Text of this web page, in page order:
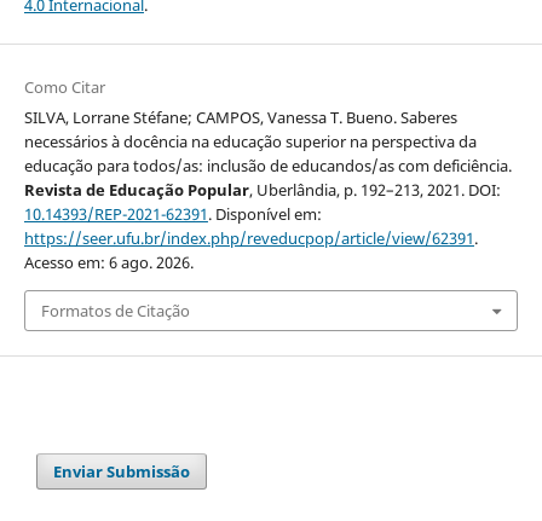
4.0 Internacional .
Como Citar
SILVA, Lorrane Stéfane; CAMPOS, Vanessa T. Bueno. Saberes
necessários à docência na educação superior na perspectiva da
educação para todos/as: inclusão de educandos/as com deficiência.
Revista de Educação Popular, Uberlândia, p. 192–213, 2021. DOI:
10.14393/REP-2021-62391. Disponível em:
https://seer.ufu.br/index.php/reveducpop/article/view/62391.
Acesso em: 6 ago. 2026.
Formatos de Citação
Enviar Submissão